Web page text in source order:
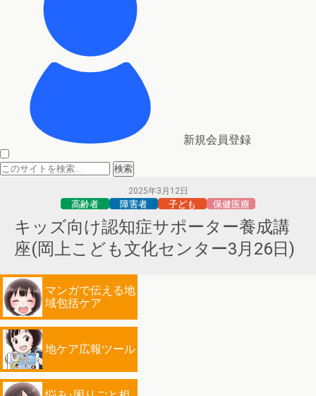
新規会員登録
2025年3月12日
高齢者 障害者 子ども 保健医療
キッズ向け認知症サポーター養成講
座(岡上こども文化センター3月26日)
マンガで伝える地
域包括ケア
地ケア広報ツール